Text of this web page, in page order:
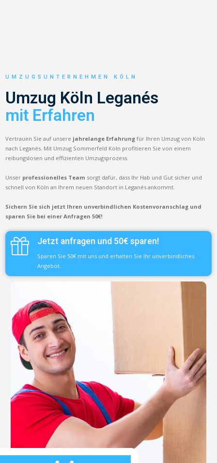
UMZUGSUNTERNEHMEN KÖLN
Umzug Köln Leganés
mit Erfahren
Vertrauen Sie auf unsere jahrelange Erfahrung für Ihren Umzug von Köln
nach Leganés. Mit Umzug Sommerfeld Köln profitieren Sie von einem
reibungslosen und effizienten Umzugsprozess.
Unser professionelles Team sorgt dafür, dass Ihr Hab und Gut sicher und
schnell von Köln an Ihrem neuen Standort in Leganés ankommt.
Sichern Sie sich jetzt Ihren unverbindlichen Kostenvoranschlag und
sparen Sie bei einer Anfragen 50€!
Jetzt anfragen und 50€ sparen!
Sparen Sie 50€ mit uns und erhalten Sie Ihr unverbindliches
Angebot.